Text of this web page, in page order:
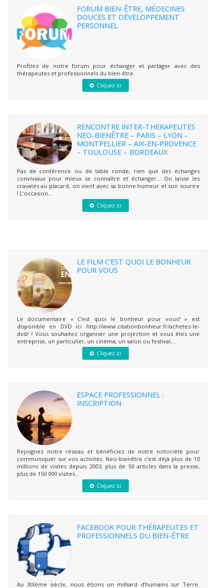
FORUM BIEN-ÊTRE, MÉDECINES
DOUCES ET DÉVELOPPEMENT
PERSONNEL
Profitez de notre forum pour échanger et partager avec des
thérapeutes et professionnels du bien-être.
Cliquez ici
RENCONTRE INTER-THERAPEUTES
NEO-BIENÊTRE – PARIS – LYON –
MONTPELLIER – AIX-EN-PROVENCE
– TOULOUSE – BORDEAUX
Pas de conférence ou de table ronde, rien que des échanges
conviviaux pour mieux se connaître et échanger… On laisse les
cravates au placard, on vient avec sa bonne humeur et son sourire
! L’occasion...
Cliquez ici
LE FILM C’EST QUOI LE BONHEUR
POUR VOUS
Le documentaire « C’est quoi le bonheur pour vous? » est
disponible en DVD ici http://www.citationbonheur.fr/achetez-le-
dvd/ ! Vous souhaitez organiser une projection et vous êtes une
entreprise, un particulier, un cinéma, un salon ou festival,...
Cliquez ici
ESPACE PROFESSIONNEL :
INSCRIPTION
Rejoignez notre réseau et bénéficiez de notre notoriété pour
communiquer sur vos activités. Neo-bienêtre c’est déjà plus de 10
millions de visites depuis 2003, plus de 50 articles dans la presse,
plus de 150 000 visites...
Cliquez ici
FACEBOOK POUR THÉRAPEUTES ET
PROFESSIONNELS DU BIEN-ÊTRE
Au XIXème siècle, nous étions un milliard d’humains sur Terre.